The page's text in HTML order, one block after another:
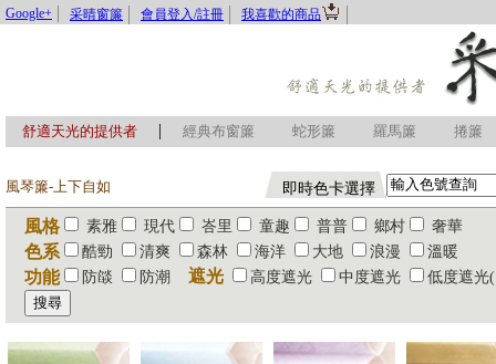
Google+ 采晴窗簾 會員登入/註冊 我喜歡的商品
舒適天光的提供者 | 經典布窗簾 蛇形簾 羅馬簾 捲簾
風琴簾-上下自如 即時色卡選擇
風格 素雅 現代 峇里 童趣 普普 鄉村 奢華
色系 酷勁 清爽 森林 海洋 大地 浪漫 溫暖
功能 防燄 防潮 遮光 高度遮光 中度遮光 低度遮光